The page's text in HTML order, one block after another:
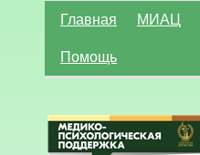
Главная МИАЦ
Помощь